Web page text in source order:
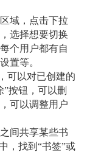
域，点击下拉
选择想要切换
个用户都有自
置等。
可以对已创建的
按钮，可以删
可以调整用户
间共享某些书
，找到“书签”或